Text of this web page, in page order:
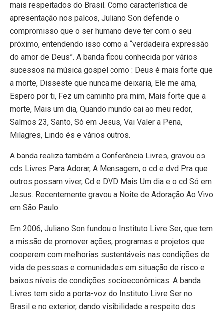
mais respeitados do Brasil. Como característica de
apresentação nos palcos, Juliano Son defende o
compromisso que o ser humano deve ter com o seu
próximo, entendendo isso como a “verdadeira expressão
do amor de Deus”. A banda ficou conhecida por vários
sucessos na música gospel como : Deus é mais forte que
a morte, Disseste que nunca me deixaria, Ele me ama,
Espero por ti, Fez um caminho pra mim, Mais forte que a
morte, Mais um dia, Quando mundo cai ao meu redor,
Salmos 23, Santo, Só em Jesus, Vai Valer a Pena,
Milagres, Lindo és e vários outros.
A banda realiza também a Conferência Livres, gravou os
cds Livres Para Adorar, A Mensagem, o cd e dvd Pra que
outros possam viver, Cd e DVD Mais Um dia e o cd Só em
Jesus. Recentemente gravou a Noite de Adoração Ao Vivo
em São Paulo.
Em 2006, Juliano Son fundou o Instituto Livre Ser, que tem
a missão de promover ações, programas e projetos que
cooperem com melhorias sustentáveis nas condições de
vida de pessoas e comunidades em situação de risco e
baixos níveis de condições socioeconômicas. A banda
Livres tem sido a porta-voz do Instituto Livre Ser no
Brasil e no exterior, dando visibilidade a respeito dos